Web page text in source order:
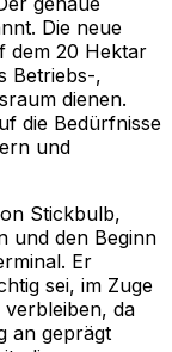
Die neue
dem 20 Hektar
Betriebs-,
dienen.
die Bedürfnisse
und
Stickbulb,
und den Beginn
Er
sei, im Zuge
verbleiben, da
an geprägt